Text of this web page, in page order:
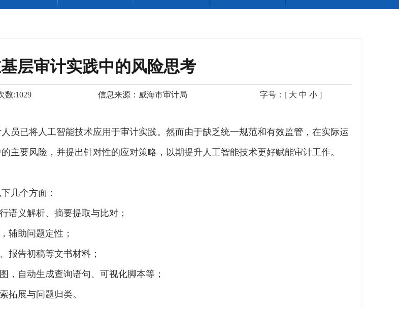
层审计实践中的风险思考
数:1029 信息来源： 威海市审计局 字号：[ 大 中 小 ]
员已将人工智能技术应用于审计实践。然而由于缺乏统一规范和有效监管，在实际运
主要风险，并提出针对性的应对策略，以期提升人工智能技术更好赋能审计工作。
几个方面：
语义解析、摘要提取与比对；
辅助问题定性；
报告初稿等文书材料；
，自动生成查询语句、可视化脚本等；
拓展与问题归类。